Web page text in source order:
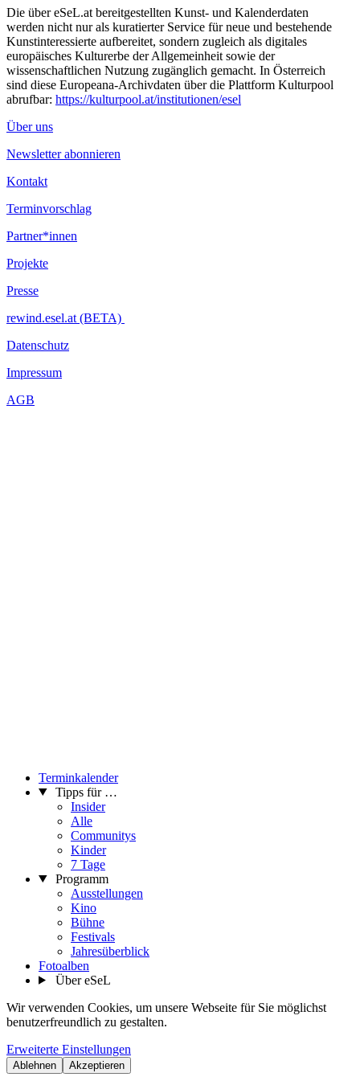
Die über eSeL.at bereitgestellten Kunst- und Kalenderdaten
werden nicht nur als kuratierter Service für neue und bestehende
Kunstinteressierte aufbereitet, sondern zugleich als digitales
europäisches Kulturerbe der Allgemeinheit sowie der
wissenschaftlichen Nutzung zugänglich gemacht. In Österreich
sind diese Europeana-Archivdaten über die Plattform Kulturpool
abrufbar: https://kulturpool.at/institutionen/esel
Über uns
Newsletter abonnieren
Kontakt
Terminvorschlag
Partner*innen
Projekte
Presse
rewind.esel.at (BETA)
Datenschutz
Impressum
AGB
Terminkalender
Tipps für …
Insider
Alle
Communitys
Kinder
7 Tage
Programm
Ausstellungen
Kino
Bühne
Festivals
Jahresüberblick
Fotoalben
Über eSeL
Wir verwenden Cookies, um unsere Webseite für Sie möglichst
benutzerfreundlich zu gestalten.
Erweiterte Einstellungen
Ablehnen Akzeptieren